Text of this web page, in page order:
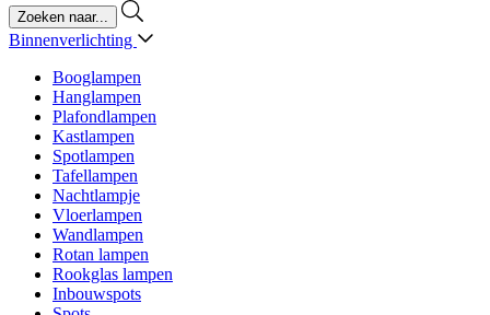
Binnenverlichting
Booglampen
Hanglampen
Plafondlampen
Kastlampen
Spotlampen
Tafellampen
Nachtlampje
Vloerlampen
Wandlampen
Rotan lampen
Rookglas lampen
Inbouwspots